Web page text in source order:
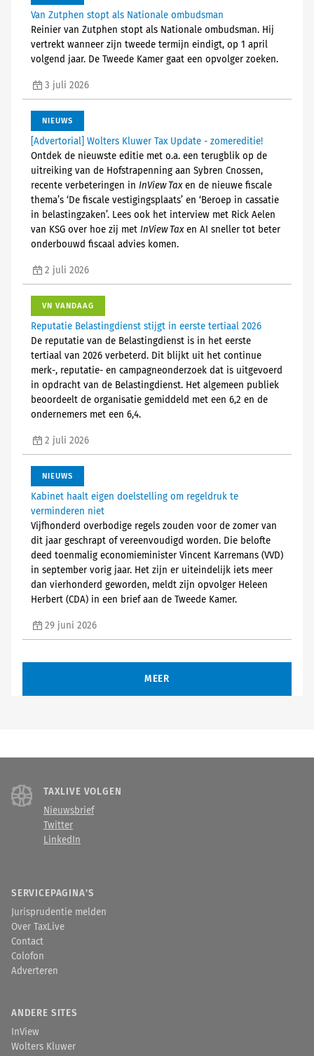
Van Zutphen stopt als Nationale ombudsman
Reinier van Zutphen stopt als Nationale ombudsman. Hij
vertrekt wanneer zijn tweede termijn eindigt, op 1 april
volgend jaar. De Tweede Kamer gaat een opvolger zoeken.
3 juli 2026
NIEUWS
[Advertorial] Wolters Kluwer Tax Update - zomereditie!
Ontdek de nieuwste editie met o.a. een terugblik op de
uitreiking van de Hofstrapenning aan Sybren Cnossen,
recente verbeteringen in InView Taxen de nieuwe fiscale
thema’s ‘De fiscale vestigingsplaats’ en ‘Beroep in cassatie
in belastingzaken’. Lees ook het interview met Rick Aelen
van KSG over hoe zij met InView Taxen AI sneller tot beter
onderbouwd fiscaal advies komen.
2 juli 2026
VN VANDAAG
Reputatie Belastingdienst stijgt in eerste tertiaal 2026
De reputatie van de Belastingdienst is in het eerste
tertiaal van 2026 verbeterd. Dit blijkt uit het continue
merk-, reputatie- en campagneonderzoek dat is uitgevoerd
in opdracht van de Belastingdienst. Het algemeen publiek
beoordeelt de organisatie gemiddeld met een 6,2 en de
ondernemers met een 6,4.
2 juli 2026
NIEUWS
Kabinet haalt eigen doelstelling om regeldruk te
verminderen niet
Vijfhonderd overbodige regels zouden voor de zomer van
dit jaar geschrapt of vereenvoudigd worden. Die belofte
deed toenmalig economieminister Vincent Karremans (VVD)
in september vorig jaar. Het zijn er uiteindelijk iets meer
dan vierhonderd geworden, meldt zijn opvolger Heleen
Herbert (CDA) in een brief aan de Tweede Kamer.
29 juni 2026
MEER
TAXLIVE VOLGEN
Nieuwsbrief
Twitter
LinkedIn
SERVICEPAGINA'S
Jurisprudentie melden
Over TaxLive
Contact
Colofon
Adverteren
ANDERE SITES
InView
Wolters Kluwer